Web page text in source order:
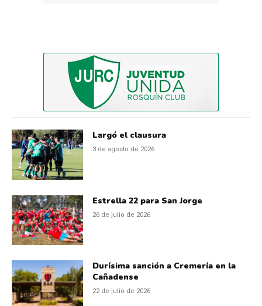
Largó el clausura
3 de agosto de 2026
Estrella 22 para San Jorge
26 de julio de 2026
Durísima sanción a Cremería en la
Cañadense
22 de julio de 2026